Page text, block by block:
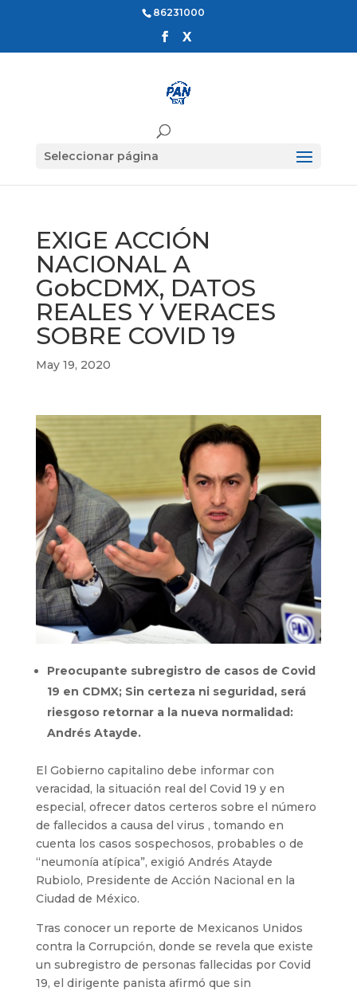
86231000
Seleccionar página
EXIGE ACCIÓN
NACIONAL A
GobCDMX, DATOS
REALES Y VERACES
SOBRE COVID 19
May 19, 2020
Preocupante subregistro de casos de Covid
19 en CDMX; Sin certeza ni seguridad, será
riesgoso retornar a la nueva normalidad:
Andrés Atayde.
El Gobierno capitalino debe informar con
veracidad, la situación real del Covid 19 y en
especial, ofrecer datos certeros sobre el número
de fallecidos a causa del virus , tomando en
cuenta los casos sospechosos, probables o de
“neumonía atípica”, exigió Andrés Atayde
Rubiolo, Presidente de Acción Nacional en la
Ciudad de México.
Tras conocer un reporte de Mexicanos Unidos
contra la Corrupción, donde se revela que existe
un subregistro de personas fallecidas por Covid
19, el dirigente panista afirmó que sin